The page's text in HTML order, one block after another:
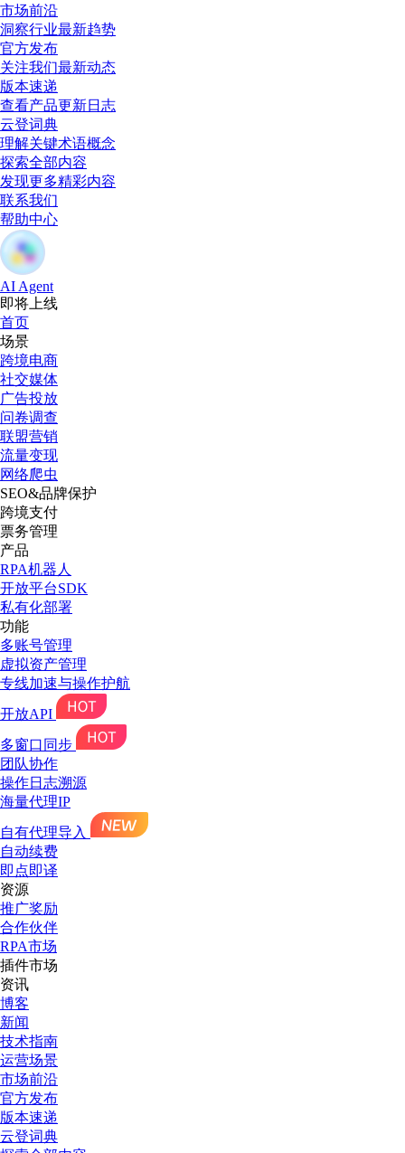
市场前沿
洞察行业最新趋势
官方发布
关注我们最新动态
版本速递
查看产品更新日志
云登词典
理解关键术语概念
探索全部内容
发现更多精彩内容
联系我们
帮助中心
AI Agent
即将上线
首页
场景
跨境电商
社交媒体
广告投放
问卷调查
联盟营销
流量变现
网络爬虫
SEO&品牌保护
跨境支付
票务管理
产品
RPA机器人
开放平台SDK
私有化部署
功能
多账号管理
虚拟资产管理
专线加速与操作护航
开放API
多窗口同步
团队协作
操作日志溯源
海量代理IP
自有代理导入
自动续费
即点即译
资源
推广奖励
合作伙伴
RPA市场
插件市场
资讯
博客
新闻
技术指南
运营场景
市场前沿
官方发布
版本速递
云登词典